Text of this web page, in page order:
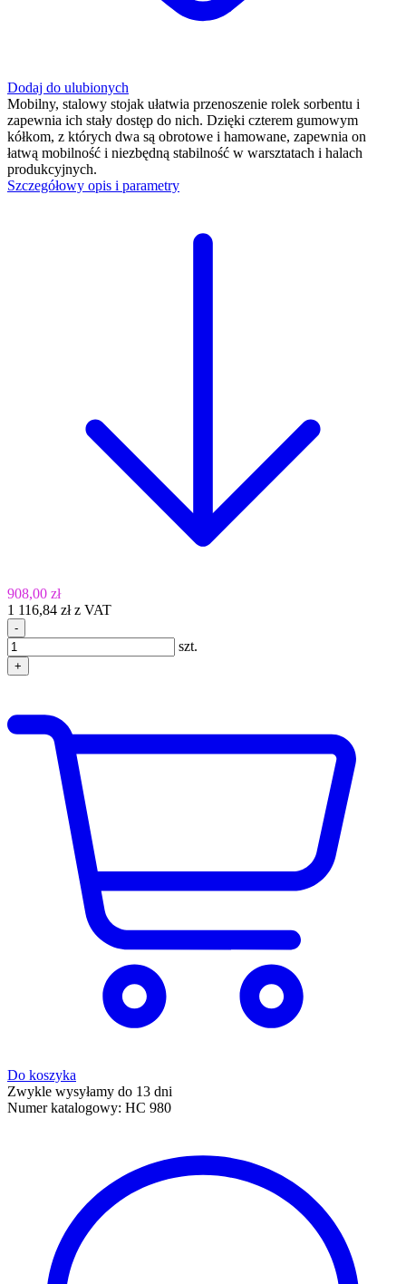
Dodaj do ulubionych
Mobilny, stalowy stojak ułatwia przenoszenie rolek sorbentu i
zapewnia ich stały dostęp do nich. Dzięki czterem gumowym
kółkom, z których dwa są obrotowe i hamowane, zapewnia on
łatwą mobilność i niezbędną stabilność w warsztatach i halach
produkcyjnych.
Szczegółowy opis i parametry
908,00 zł
1 116,84 zł z VAT
-
szt.
+
Do koszyka
Zwykle wysyłamy do 13 dni
Numer katalogowy: HC 980